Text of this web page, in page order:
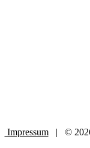
Impressum| © 2026